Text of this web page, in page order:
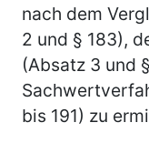
nach dem
2 und § 183),
(Absatz 3 und
bis 191) zu